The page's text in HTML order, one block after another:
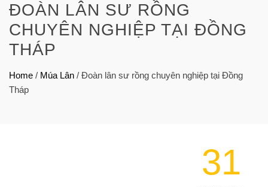
ĐOÀN LÂN SƯ RỒNG
CHUYÊN NGHIỆP TẠI ĐỒNG
THÁP
Home / Múa Lân / Đoàn lân sư rồng chuyên nghiệp tại Đồng
Tháp
31